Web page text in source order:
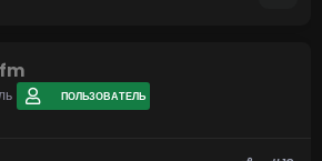
ПОЛЬЗОВАТЕЛЬ